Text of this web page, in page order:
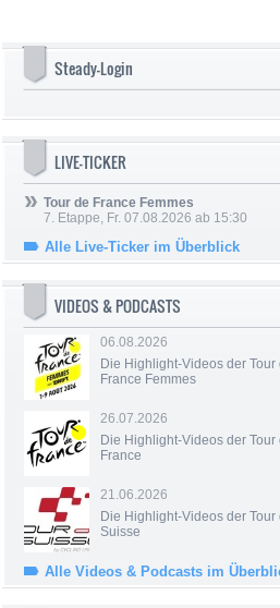
Steady-Login
LIVE-TICKER
Tour de France Femmes
7. Etappe, Fr. 07.08.2026 ab 15:30
Alle Live-Ticker im Überblick
VIDEOS & PODCASTS
06.08.2026
Die Highlight-Videos der Tour
France Femmes
26.07.2026
Die Highlight-Videos der Tour
France
21.06.2026
Die Highlight-Videos der Tour
Suisse
Alle Videos & Podcasts im